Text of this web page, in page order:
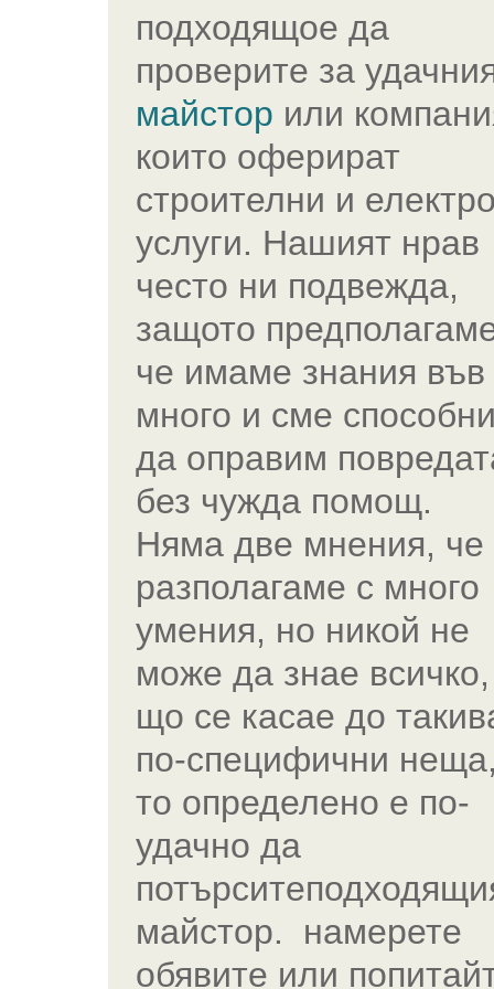
подходящое да
проверите за
майстор или
които оферират
строителни и
услуги. Нашият нрав
често ни подвежда,
защото
че имаме знания във
много и сме
да оправим
без чужда помощ.
Няма две мнения, че
разполагаме с много
умения, но никой не
може да знае
що се касае до
по-специфични
то определено е по-
удачно да
майстор. намерете
обявите или